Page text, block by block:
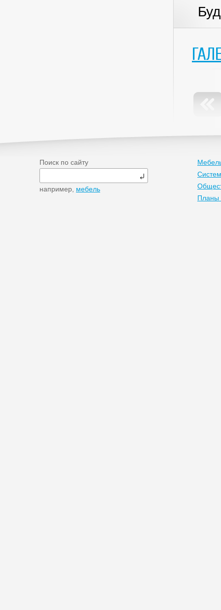
Поиск по сайту
например, мебель
Планы